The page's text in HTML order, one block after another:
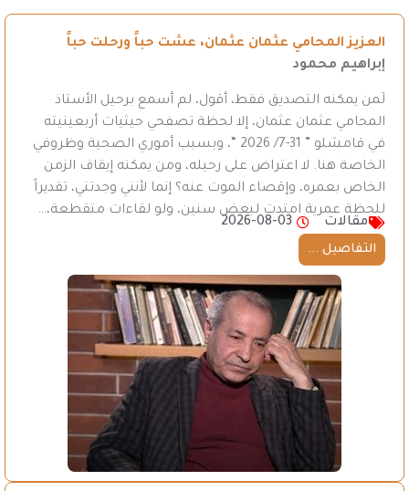
العزيز المحامي عثمان عثمان، عشت حباً ورحلت حباً
إبراهيم محمود
لَمن يمكنه التصديق فقط، أقول، لم أسمع برحيل الأستاذ
المحامي عثمان عثمان، إلا لحظة تصفحي حيثيات أربعينيته
في قامشلو ” 31-7/ 2026 “، وبسبب أموري الصحية وظروفي
الخاصة هنا. لا اعتراض على رحيله، ومن يمكنه إيقاف الزمن
الخاص بعمره، وإقصاء الموت عنه؟ إنما لأنني وجدتني، تقديراً
للحظة عمرية امتدت لبعض سنين، ولو لقاءات متقطعة،…
مقالات
2026-08-03
التفاصيل ...